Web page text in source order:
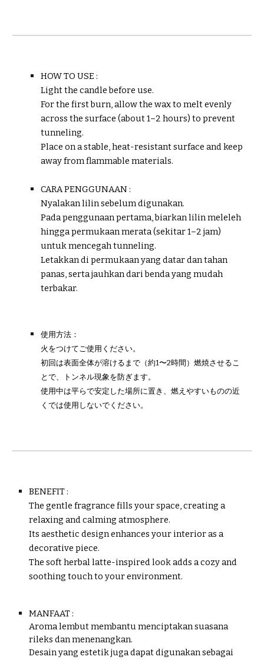
HOW TO USE :
Light the candle before use.
For the first burn, allow the wax to melt evenly
across the surface (about 1–2 hours) to prevent
tunneling.
Place on a stable, heat-resistant surface and keep
away from flammable materials.
CARA PENGGUNAAN :
Nyalakan lilin sebelum digunakan.
Pada penggunaan pertama, biarkan lilin meleleh
hingga permukaan merata (sekitar 1–2 jam)
untuk mencegah tunneling.
Letakkan di permukaan yang datar dan tahan
panas, serta jauhkan dari benda yang mudah
terbakar.
使用方法：
火をつけてご使用ください。
初回は表面全体が溶けるまで（約1〜2時間）燃焼させるこ
とで、トンネル現象を防ぎます。
使用中は平らで安定した場所に置き、燃えやすいものの近
くでは使用しないでください。
BENEFIT :
The gentle fragrance fills your space, creating a
relaxing and calming atmosphere.
Its aesthetic design enhances your interior as a
decorative piece.
The soft herbal latte-inspired look adds a cozy and
soothing touch to your environment.
MANFAAT :
Aroma lembut membantu menciptakan suasana
rileks dan menenangkan.
Desain yang estetik juga dapat digunakan sebagai